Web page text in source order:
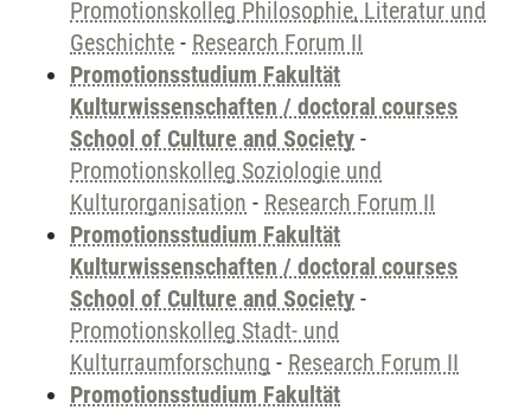
Promotionskolleg Philosophie, Literatur und
Geschichte - Research Forum II
Promotionsstudium Fakultät
Kulturwissenschaften / doctoral courses
School of Culture and Society -
Promotionskolleg Soziologie und
Kulturorganisation - Research Forum II
Promotionsstudium Fakultät
Kulturwissenschaften / doctoral courses
School of Culture and Society -
Promotionskolleg Stadt- und
Kulturraumforschung - Research Forum II
Promotionsstudium Fakultät